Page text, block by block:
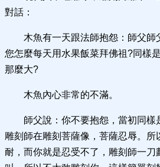
對話：
木魚有一天跟法師抱怨：師父師
您怎麼每天用水果飯菜拜佛祖?同樣
那麼大?
木魚內心非常的不滿。
師父說：你不要抱怨，當初同樣
雕刻師在雕刻菩薩像，菩薩忍辱。所
耐，而你就是忍受不了，雕刻師一刀